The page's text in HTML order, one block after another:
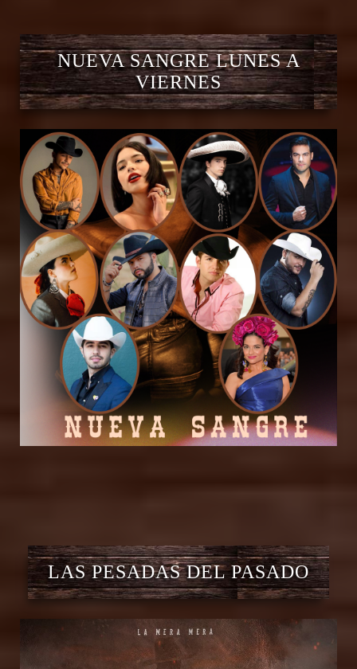
NUEVA SANGRE LUNES A
VIERNES
LAS PESADAS DEL PASADO